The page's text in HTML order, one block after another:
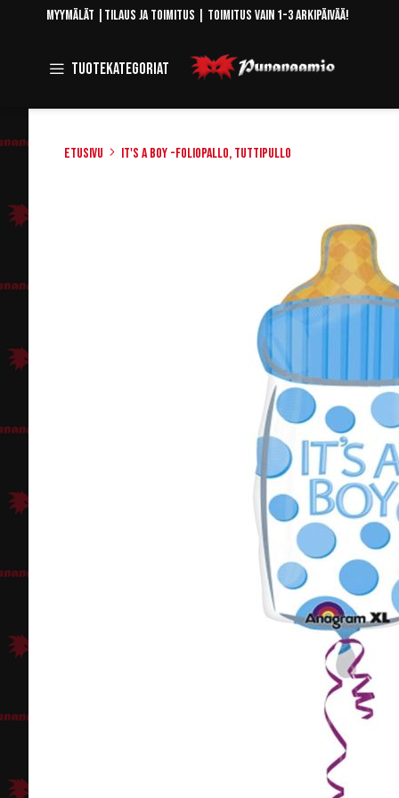
Skip
Myymälät Tilaus ja toimitus | Toimitus vain 1-3 arkipäivää!
Tuotekategoriat Toggle
Navigation
Etusivu It's a Boy -foliopallo, tuttipullo